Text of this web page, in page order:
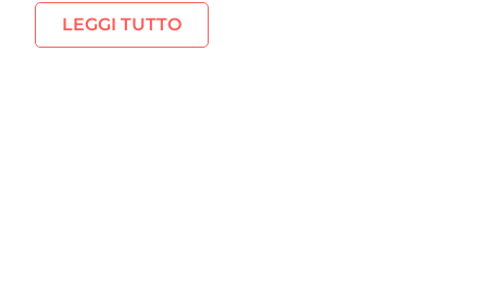
LEGGI TUTTO